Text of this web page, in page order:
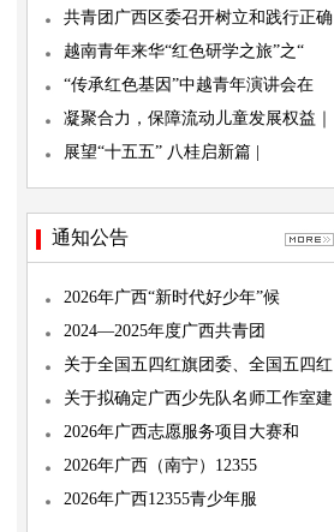
共青团广西区委召开树立和践行正确
越南青年来华“红色研学之旅”之“
“传承红色基因”中越青年演讲会在
凝聚合力，保障流动儿童发展权益｜
展望“十五五” 八桂启新篇 |
通知公告
2026年广西“新时代好少年”候
2024—2025年度广西共青团
关于全国五四红旗团委、全国五四红
关于拟确定广西少先队名师工作室建
2026年广西志愿服务项目大赛和
2026年广西（南宁）12355
2026年广西12355青少年服